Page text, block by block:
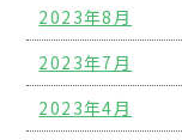
2023年8月
2023年7月
2023年4月